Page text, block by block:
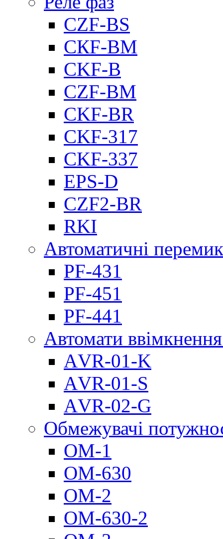
CZF-BS
CКF-BM
CKF-B
CZF-BM
CKF-BR
CKF-317
CKF-337
EPS-D
CZF2-BR
RKI
Автоматичні
PF-431
PF-451
PF-441
Автомати
АVR-01-K
АVR-01-S
АVR-02-G
Обмежувачі
ОМ-1
ОМ-630
ОМ-2
ОМ-630-2